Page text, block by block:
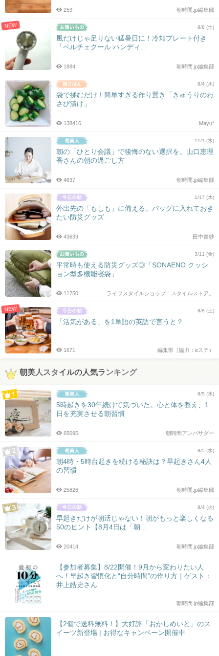
朝時間.jp編集部
259
NEW 8/8 (土)
風だけじゃ足りない猛暑日に！冷却プレート付き
「ペルチェクール ハンディ...
朝時間.jp編集部
1884
8/4 (木)
袋で揉むだけ！簡単すぎる作り置き「きゅうりのわ
さび漬け」
Mayu*
138416
11/1 (水)
朝の「ひとり会議」で後悔のない選択を。山口恵理
香さんの朝の過ごし方
朝時間.jp編集部
4637
1/17 (水)
外出先の「もしも」に備える。バッグに入れておき
たい防災グッズ
田中青紗
43639
3/11 (金)
平常時も使える防災グッズ◎「SONAENO クッシ
ョン型多機能寝袋」
ライフスタイルショップ「スタイルストア」
11750
NEW 8/8 (土)
「活気がある」を1単語の英語で言うと？
編集部（協力：eステ）
1671
朝美人スタイルの人気ランキング
8/5 (水)
5時起きを30年続けて気づいた。心と体を整え、1
日を充実させる朝習慣
朝時間アンバサダー
65095
8/5 (水)
朝4時・5時台起きを続ける秘訣は？早起きさん4人
の習慣
朝時間.jp編集部
25826
8/4 (火)
早起きだけが朝活じゃない！朝がもっと楽しくなる
50のヒント【8月4日は「朝...
朝時間.jp編集部
20414
【参加者募集】8/22開催！9月から変わりたい人
へ！早起き習慣化と“自分時間”の作り方｜ゲスト：
井上皓史さん
朝時間.jp編集部
【2個で送料無料！】大好評「おかしめいと」のス
イーツ新登場 | お得なキャンペーン開催中